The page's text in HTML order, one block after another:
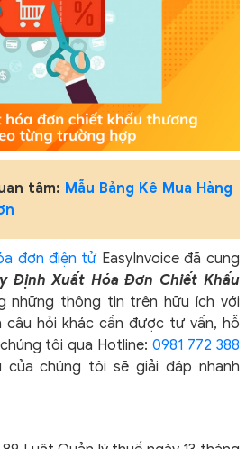
tâm: Mẫu Bảng Kê Mua Hàng
đơn điện tử EasyInvoice đã cung
Định Xuất Hóa Đơn Chiết Khấu
những thông tin trên hữu ích với
câu hỏi khác cần được tư vấn, hỗ
tôi qua Hotline: 0981 772 388
của chúng tôi sẽ giải đáp nhanh